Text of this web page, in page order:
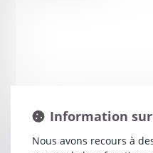
Information
Nous avons recours à